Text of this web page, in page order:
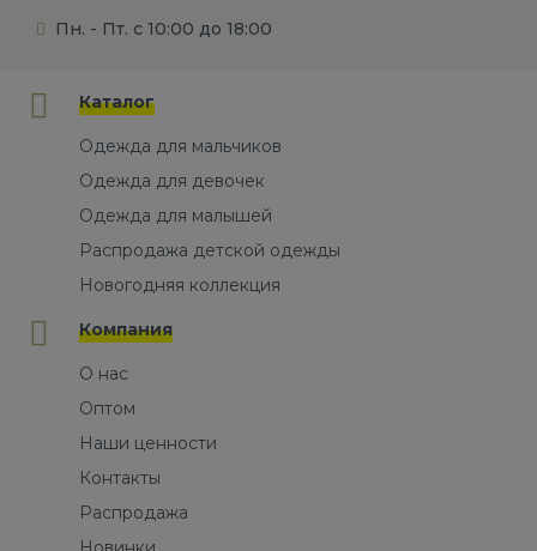
Пн. - Пт. с 10:00 до 18:00
Каталог
Одежда для мальчиков
Одежда для девочек
Одежда для малышей
Распродажа детской одежды
Новогодняя коллекция
Компания
О нас
Оптом
Наши ценности
Контакты
Распродажа